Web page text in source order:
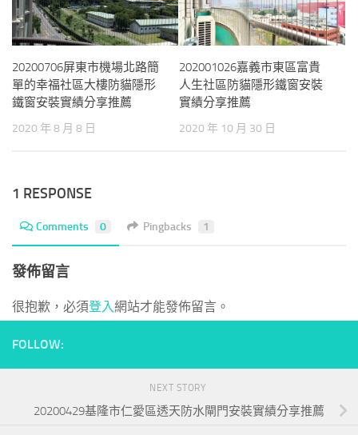
20200706屏東市機場北路簡
單的幸福社區大樓防貓隱形
鐵窗安裝實績分享推薦
2020 年 8 月 8 日
202001026嘉義市東區富貴
人生社區防貓隱形鐵窗安裝
實績分享推薦
2020 年 10 月 30 日
1 RESPONSE
Comments 0 Pingbacks 1
發佈留言
很抱歉，必須登入網站才能發佈留言。
FOLLOW:
NEXT STORY
20200429基隆市仁愛區透天防水閘門安裝實績分享推薦